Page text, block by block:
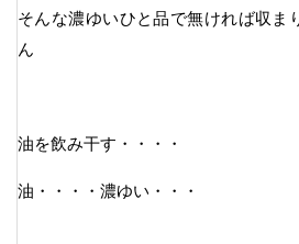
そんな濃ゆいひと品で無ければ収ま
ん
油を飲み干す・・・・
油・・・・濃ゆい・・・